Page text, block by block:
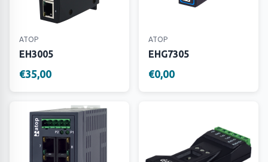
ATOP
EH3005
€35,00
ATOP
EHG7305
€0,00